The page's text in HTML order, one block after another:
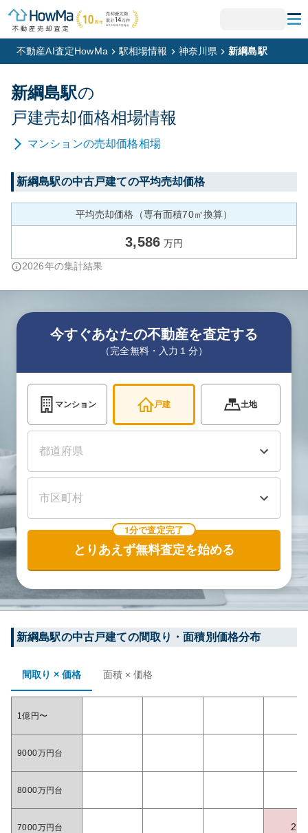
不動産AI査定HowMa 駅相場情報 神奈川県 新綱島駅
新綱島駅の
戸建売却価格相場情報
マンションの売却価格相場
新綱島駅の中古戸建ての平均売却価格
平均売却価格（専有面積70㎡換算）
3,586 万円
2026年の集計結果
今すぐあなたの不動産を査定する
（完全無料・入力１分）
マンション 戸建 土地
1分で査定完了
とりあえず無料査定を始める
新綱島駅の中古戸建ての間取り・面積別価格分布
間取り × 価格 面積 × 価格
1億円〜
9000万円台
8000万円台
7000万円台 2